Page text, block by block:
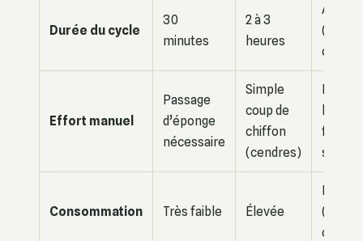
Durée du cycle
30
minutes
2 à 3
heures
Effort manuel
Passage
d’éponge
nécessaire
Simple
coup de
chiffon
(cendres)
Faible
fort
sole
Consommation Très faible Élevée
Nulle